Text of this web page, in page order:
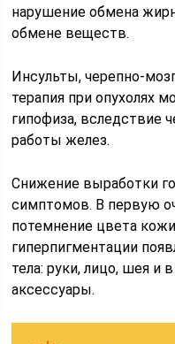
нарушение обмена
обмене веществ.
Инсульты, черепно-
терапия при опухолях
гипофиза, вследствие
работы желез.
Снижение выработки
симптомов. В первую
потемнение цвета
гиперпигментации
тела: руки, лицо, шея и
аксессуары.